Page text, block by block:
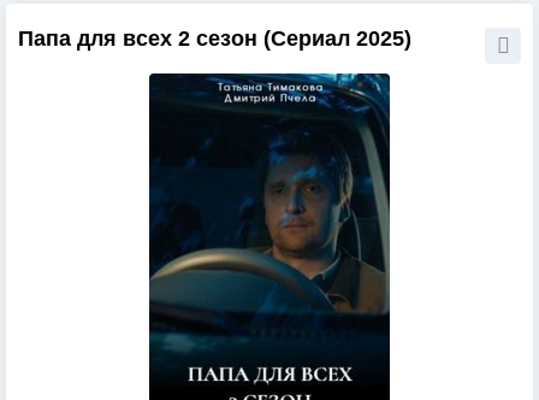
Папа для всех 2 сезон (Сериал 2025)